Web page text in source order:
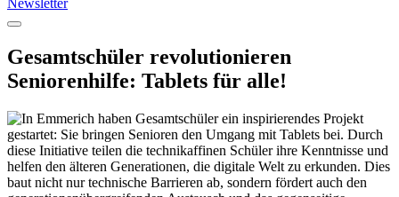
Newsletter
Gesamtschüler revolutionieren
Seniorenhilfe: Tablets für alle!